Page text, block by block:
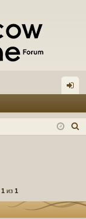
д
1 из 1